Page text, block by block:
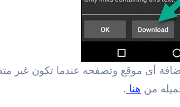
أى موقع وتصفحه عندما تكون غير
من هنا .